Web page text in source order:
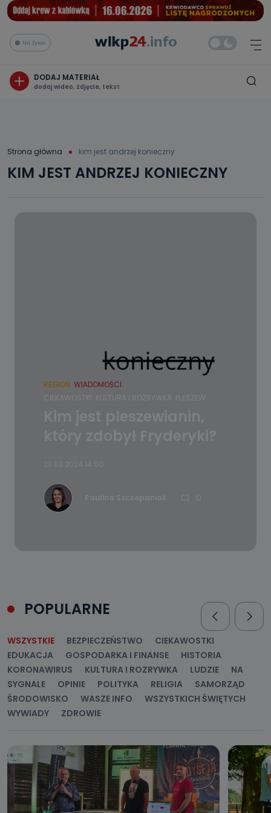
Na żywo
DODAJ MATERIAŁ
dodaj wideo, zdjęcie, tekst
Strona główna kim jest andrzej konieczny
KIM JEST ANDRZEJ KONIECZNY
REGION WIADOMOŚCI
CIEKAWOSTKI KULTURA I ROZRYWKA PLESZEW
POPULARNE
WSZYSTKIE BEZPIECZEŃSTWO
CIEKAWOSTKI
EDUKACJA
GOSPODARKA I FINANSE
HISTORIA
KORONAWIRUS
KULTURA I ROZRYWKA LUDZIE
NA
SYGNALE
OPINIE POLITYKA RELIGIA
SAMORZĄD
ŚRODOWISKO
WASZE INFO
WSZYSTKICH ŚWIĘTYCH
WYWIADY
ZDROWIE